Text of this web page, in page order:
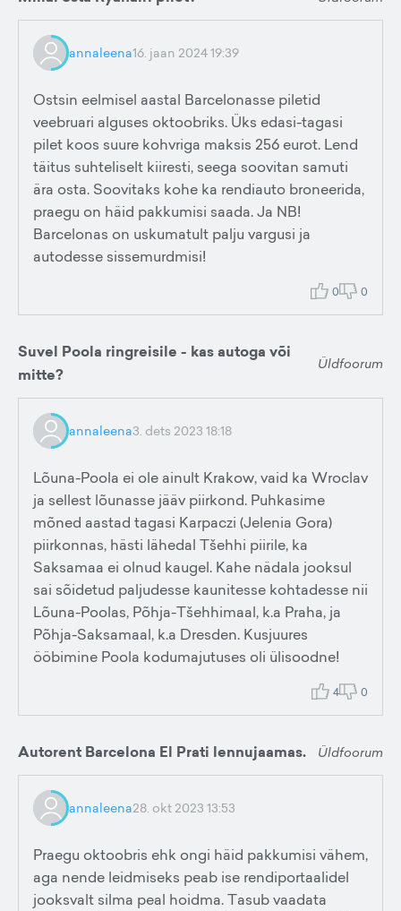
annaleena16. jaan 2024 19:39
Ostsin eelmisel aastal Barcelonasse piletid
veebruari alguses oktoobriks. Üks edasi-tagasi
pilet koos suure kohvriga maksis 256 eurot. Lend
täitus suhteliselt kiiresti, seega soovitan samuti
ära osta. Soovitaks kohe ka rendiauto broneerida,
praegu on häid pakkumisi saada. Ja NB!
Barcelonas on uskumatult palju vargusi ja
autodesse sissemurdmisi!
0 0
Suvel Poola ringreisile - kas autoga või
mitte?
Üldfoorum
annaleena3. dets 2023 18:18
Lõuna-Poola ei ole ainult Krakow, vaid ka Wroclav
ja sellest lõunasse jääv piirkond. Puhkasime
mõned aastad tagasi Karpaczi (Jelenia Gora)
piirkonnas, hästi lähedal Tšehhi piirile, ka
Saksamaa ei olnud kaugel. Kahe nädala jooksul
sai sõidetud paljudesse kaunitesse kohtadesse nii
Lõuna-Poolas, Põhja-Tšehhimaal, k.a Praha, ja
Põhja-Saksamaal, k.a Dresden. Kusjuures
ööbimine Poola kodumajutuses oli ülisoodne!
4 0
Autorent Barcelona El Prati lennujaamas. Üldfoorum
annaleena28. okt 2023 13:53
Praegu oktoobris ehk ongi häid pakkumisi vähem,
aga nende leidmiseks peab ise rendiportaalidel
jooksvalt silma peal hoidma. Tasub vaadata